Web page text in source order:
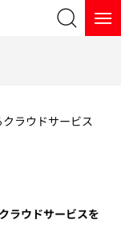
検索
ラウドサービス
ラウドサービスを